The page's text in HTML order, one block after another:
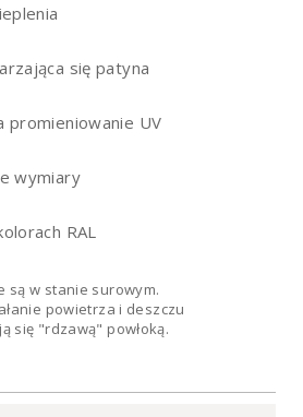
się patyna
promieniowanie UV
wymiary
RAL
są w stanie surowym.
powietrza i deszczu
się "rdzawą" powłoką.